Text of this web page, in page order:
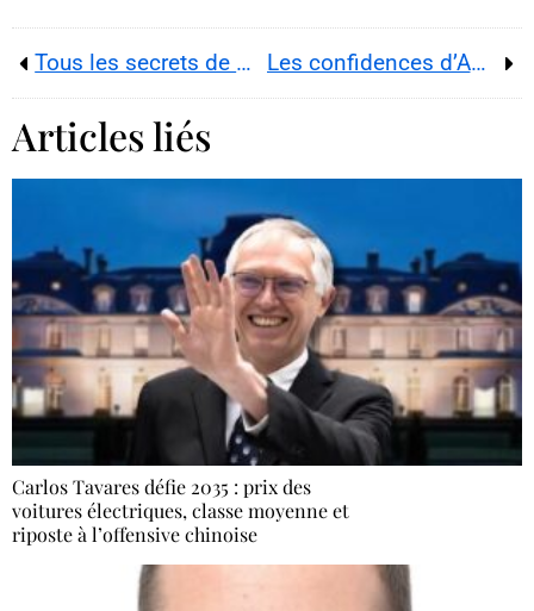
Tous les secrets de Millie Bobby Brown, ravissante jeune mariée Les confidences d’Adèle Exarchopoulos
Articles liés
Carlos Tavares défie 2035 : prix des
voitures électriques, classe moyenne et
riposte à l’offensive chinoise